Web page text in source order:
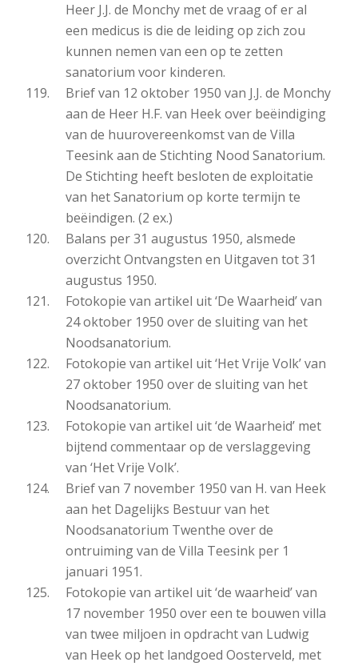
Heer J.J. de Monchy met de vraag of er al
een medicus is die de leiding op zich zou
kunnen nemen van een op te zetten
sanatorium voor kinderen.
Brief van 12 oktober 1950 van J.J. de Monchy
aan de Heer H.F. van Heek over beëindiging
van de huurovereenkomst van de Villa
Teesink aan de Stichting Nood Sanatorium.
De Stichting heeft besloten de exploitatie
van het Sanatorium op korte termijn te
beëindigen. (2 ex.)
Balans per 31 augustus 1950, alsmede
overzicht Ontvangsten en Uitgaven tot 31
augustus 1950.
Fotokopie van artikel uit ‘De Waarheid’ van
24 oktober 1950 over de sluiting van het
Noodsanatorium.
Fotokopie van artikel uit ‘Het Vrije Volk’ van
27 oktober 1950 over de sluiting van het
Noodsanatorium.
Fotokopie van artikel uit ‘de Waarheid’ met
bijtend commentaar op de verslaggeving
van ‘Het Vrije Volk’.
Brief van 7 november 1950 van H. van Heek
aan het Dagelijks Bestuur van het
Noodsanatorium Twenthe over de
ontruiming van de Villa Teesink per 1
januari 1951.
Fotokopie van artikel uit ‘de waarheid’ van
17 november 1950 over een te bouwen villa
van twee miljoen in opdracht van Ludwig
van Heek op het landgoed Oosterveld, met